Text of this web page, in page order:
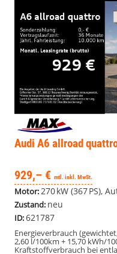
Audi A6 allroad
929,– € mtl. inkl. MwSt.
Motor: 270 kW (367 PS),
Zustand: neu
ID:621787
Energieverbrauch
2,60 l/100km + 15,70 kWh/
Kraftstoffverbrauch bei